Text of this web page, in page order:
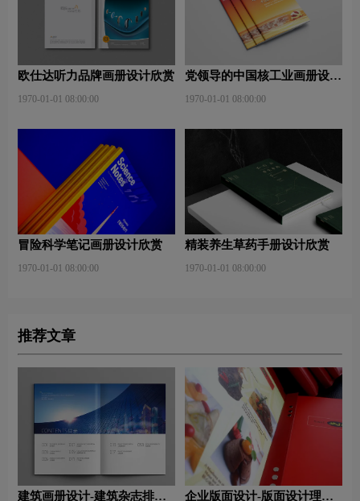
欧仕达听力品牌画册设计欣赏
1970-01-01 08:00:00
党领导的中国核工业画册设计
1970-01-01 08:00:00
冒险科学笔记画册设计欣赏
1970-01-01 08:00:00
精装养生草药手册设计欣赏
1970-01-01 08:00:00
推荐文章
建筑画册设计-建筑杂志排版
企业版面设计-版面设计理